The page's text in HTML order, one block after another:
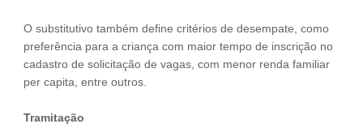
O substitutivo também define critérios de desempate, como
preferência para a criança com maior tempo de inscrição no
cadastro de solicitação de vagas, com menor renda familiar
per capita, entre outros.
Tramitação